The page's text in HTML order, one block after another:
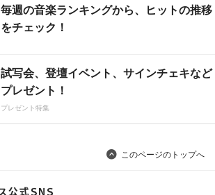
毎週の音楽ランキングから、ヒットの推移
をチェック！
試写会、登壇イベント、サインチェキなど
プレゼント！
プレゼント特集
このページのトップへ